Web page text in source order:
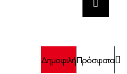
ΔημοφιλήΠρόσφατα